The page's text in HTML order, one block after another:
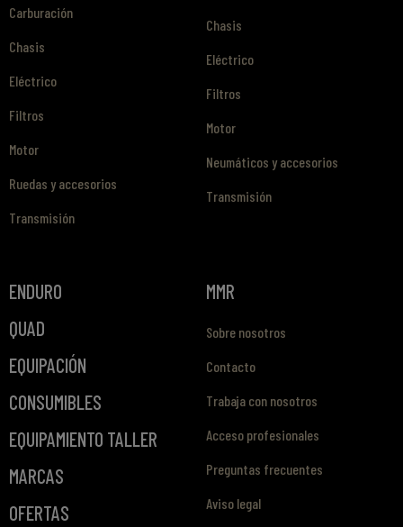
Carburación
Chasis
Eléctrico
Filtros
Motor
Ruedas y accesorios
Transmisión
Chasis
Eléctrico
Filtros
Motor
Neumáticos y accesorios
Transmisión
ENDURO
QUAD
EQUIPACIÓN
CONSUMIBLES
EQUIPAMIENTO TALLER
MARCAS
OFERTAS
MMR
Sobre nosotros
Contacto
Trabaja con nosotros
Acceso profesionales
Preguntas frecuentes
Aviso legal